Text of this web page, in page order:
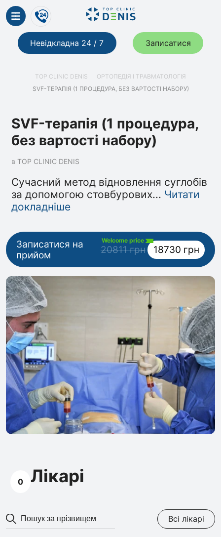
Невідкладна 24 / 7 Записатися
TOP CLINIC DENIS
ОРТОПЕДІЯ І ТРАВМАТОЛОГІЯ
SVF-ТЕРАПІЯ (1 ПРОЦЕДУРА, БЕЗ ВАРТОСТІ НАБОРУ)
SVF-терапія (1 процедура,
без вартості набору)
в TOP CLINIC DENIS
Сучасний метод відновлення суглобів
за допомогою стовбурових... Читати
докладніше
Записатися на
прийом
Welcome price
20811 грн 18730 грн
Лікарі
0
Всі лікарі